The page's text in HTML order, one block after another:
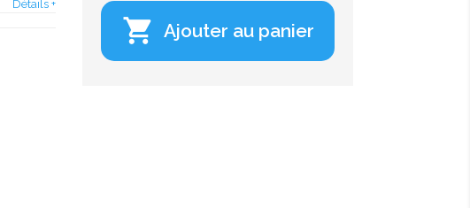
Détails +
 Ajouter au panier